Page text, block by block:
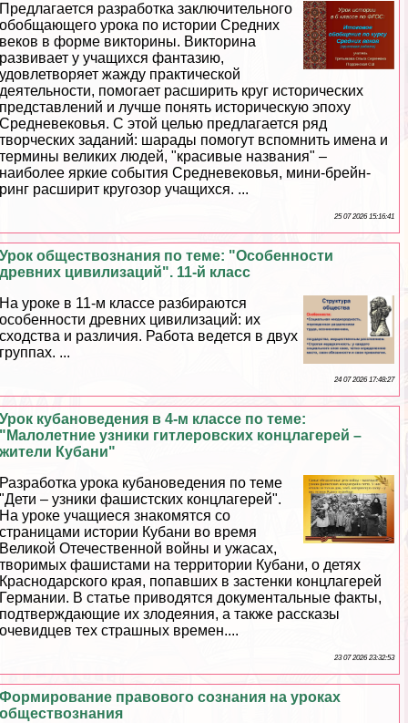
Предлагается разработка заключительного
обобщающего урока по истории Средних
веков в форме викторины. Викторина
развивает у учащихся фантазию,
удовлетворяет жажду пpaктической
деятельности, помогает расширить круг исторических
представлений и лучше понять историческую эпоху
Средневековья. С этой целью предлагается ряд
творческих заданий: шарады помогут вспомнить имена и
термины великих людей, "красивые названия" –
наиболее яркие события Cредневековья, мини-брейн-
ринг расширит кругозор учащихся. ...
25 07 2026 15:16:41
Урок обществознания по теме: "Особенности
древних цивилизаций". 11-й класс
На уроке в 11-м классе разбираются
особенности древних цивилизаций: их
сходства и различия. Работа ведется в двух
группах. ...
24 07 2026 17:48:27
Урок кубановедения в 4-м классе по теме:
"Малолетние узники гитлеровских концлагерей –
жители Кубани"
Разработка урока кубановедения по теме
"Дети – узники фашистских концлагерей".
На уроке учащиеся знакомятся со
страницами истории Кубани во время
Великой Отечественной войны и ужасах,
творимых фашистами на территории Кубани, о детях
Краснодарского края, попавших в застенки концлагерей
Германии. В статье приводятся документальные факты,
подтверждающие их злодеяния, а также рассказы
очевидцев тех страшных времен....
23 07 2026 23:32:53
Формирование правового сознания на уроках
обществознания